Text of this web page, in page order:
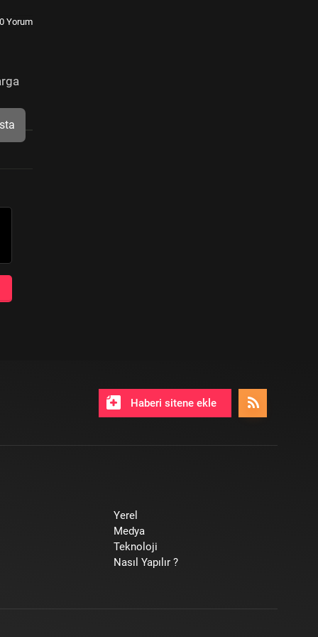
0 Yorum
Haberi sitene ekle
Yerel
Medya
Teknoloji
Nasıl Yapılır ?